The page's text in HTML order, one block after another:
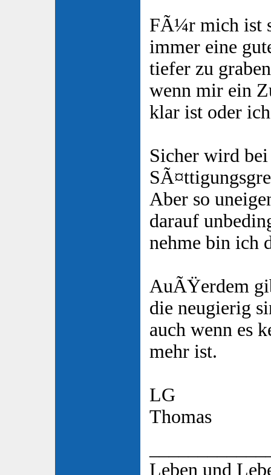
FÃ¼r mich ist
immer eine
tiefer zu
wenn mir ein
klar ist oder
Sicher wird
Aber so
darauf
nehme bin ich
AuÃŸerdem
die neugierig
auch wenn es
mehr ist.
LG
Thomas
Leben und